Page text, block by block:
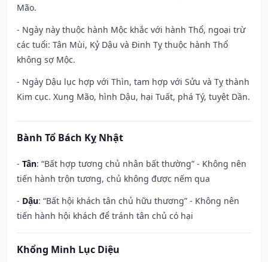
Mão.
- Ngày này thuộc hành Mộc khắc với hành Thổ, ngoại trừ
các tuổi: Tân Mùi, Kỷ Dậu và Đinh Tỵ thuộc hành Thổ
không sợ Mộc.
- Ngày Dậu lục hợp với Thìn, tam hợp với Sửu và Tỵ thành
Kim cục. Xung Mão, hình Dậu, hại Tuất, phá Tý, tuyệt Dần.
Bành Tổ Bách Kỵ Nhật
- Tân: “Bất hợp tương chủ nhân bất thường” - Không nên
tiến hành trộn tương, chủ không được nếm qua
- Dậu: “Bất hội khách tân chủ hữu thương” - Không nên
tiến hành hội khách để tránh tân chủ có hại
Khổng Minh Lục Diệu